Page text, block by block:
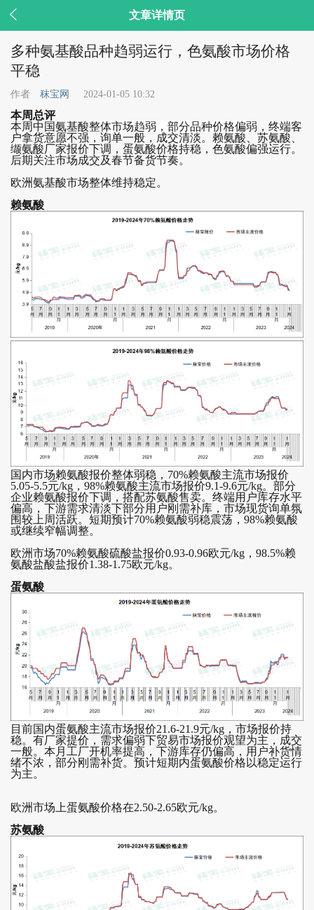
 文章详情页
多种氨基酸品种趋弱运行，色氨酸市场价格
平稳
作者 秣宝网 2024-01-05 10:32
本周总评
本周中国氨基酸整体市场趋弱，部分品种价格偏弱 ，终端客
户拿货意愿不强，询单一般，成交清淡。赖氨酸、苏氨酸、
缬氨酸厂家报价下调，蛋氨酸价格持稳，色氨酸偏强运行。
后期关注市场成交及春节备货节奏。
欧洲氨基酸市场整体维持稳定。
赖氨酸
国内市场赖氨酸报价整体弱稳，70%赖氨酸主流市场报价
5.05-5.5元/kg，98%赖氨酸主流市场报价9.1-9.6元/kg。部分
企业赖氨酸报价下调，搭配苏氨酸售卖。终端用户库存水平
偏高，下游需求清淡下部分用户刚需补库，市场现货询单氛
围较上周活跃。短期预计70%赖氨酸弱稳震荡，98%赖氨酸
或继续窄幅调整。
欧洲市场70%赖氨酸硫酸盐报价0.93-0.96欧元/kg，98.5%赖
氨酸盐酸盐报价1.38-1.75欧元/kg。
蛋氨酸
目前国内蛋氨酸主流市场报价21.6-21.9元/kg，市场报价持
稳。有厂家提价，需求偏弱下贸易市场报价观望为主，成交
一般。本月工厂开机率提高，下游库存仍偏高，用户补货情
绪不浓，部分刚需补货。预计短期内蛋氨酸价格以稳定运行
为主。
欧洲市场上蛋氨酸价格在2.50-2.65欧元/kg。
苏氨酸